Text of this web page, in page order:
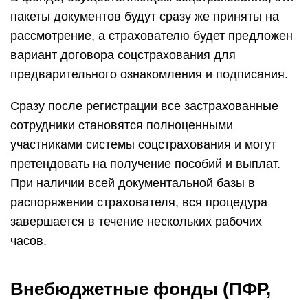
пакеты документов будут сразу же приняты на
рассмотрение, а страхователю будет предложен
вариант договора соцстрахования для
предварительного ознакомления и подписания.
Сразу после регистрации все застрахованные
сотрудники становятся полноценными
участниками системы соцстрахования и могут
претендовать на получение пособий и выплат.
При наличии всей документальной базы в
распоряжении страхователя, вся процедура
завершается в течение нескольких рабочих
часов.
Внебюджетные фонды (ПФР,